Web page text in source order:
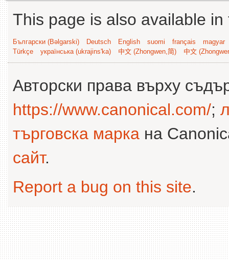
This page is also available
Български (Bəlgarski) Deutsch English suomi français
magyar
Türkçe
українська (ukrajins'ka) 中文 (Zhongwen,简) 中文
Авторски права върху
https://www.canonical.com/;
търговска марка на
сайт.
Report a bug on this site.